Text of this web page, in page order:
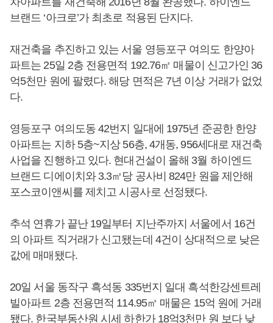
브랜드 ‘아크로’가 최초로 적용된 단지다.
재건축을 추진하고 있는 서울 영등포구 여의도 한양아
파트는 25일 2층 전용면적 192.76㎡ 매물이 신고가인 36
억5천만 원에 팔렸다. 해당 면적은 7년 이상 거래가 없었
다.
영등포구 여의도동 42번지 일대에 1975년 준공한 한양
아파트는 지하 5층~지상 56층, 4개동, 956세대로 재건축
사업을 진행하고 있다. 현대건설이 올해 3월 하이엔드
브랜드 디에이치와 3.3㎡당 공사비 824만 원을 제안해
포스코이앤씨를 제치고 시공사로 선정됐다.
추석 연휴가 끝난 19일부터 지난주까지 서울에서 16건
의 아파트 직거래가 신고됐는데 4건이 상대적으로 낮은
값에 매매됐다.
20일 서울 동작구 흑석동 335번지 일대 흑석한강센트레
빌아파트 2층 전용면적 114.95㎡ 매물은 15억 원에 거래
됐다. 한국부동산원 시세 하한가 18억3천만 원 보다 낮